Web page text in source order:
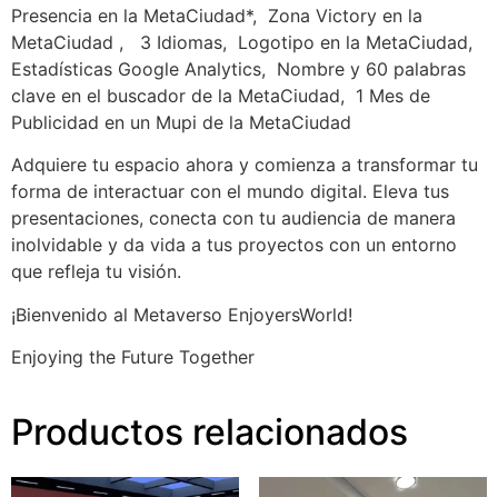
Presencia en la MetaCiudad*, Zona Victory en la
MetaCiudad ,
3 Idiomas, Logotipo en la MetaCiudad,
Estadísticas Google Analytics, Nombre y 60 palabras
clave en el buscador de la MetaCiudad, 1 Mes de
Publicidad en un Mupi de la MetaCiudad
Adquiere tu espacio ahora y comienza a transformar tu
forma de interactuar con el mundo digital. Eleva tus
presentaciones, conecta con tu audiencia de manera
inolvidable y da vida a tus proyectos con un entorno
que refleja tu visión.
¡Bienvenido al Metaverso EnjoyersWorld!
Enjoying the Future Together
Productos relacionados